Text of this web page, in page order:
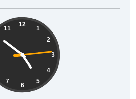
12
1
2
3
4
5
6
7
11